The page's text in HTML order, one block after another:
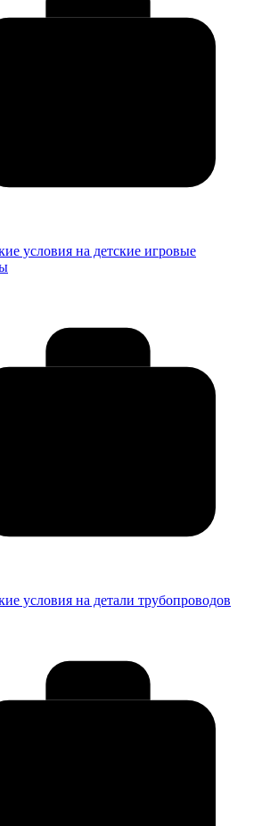
условия на детские игровые
условия на детали трубопроводов